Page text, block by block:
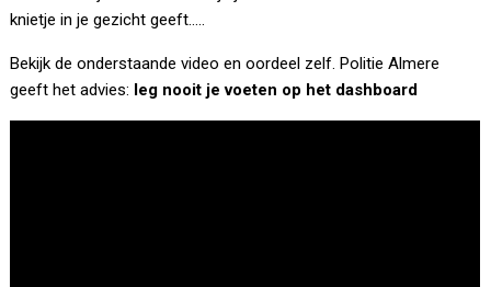
knietje in je gezicht geeft…..
Bekijk de onderstaande video en oordeel zelf. Politie Almere
geeft het advies: leg nooit je voeten op het dashboard